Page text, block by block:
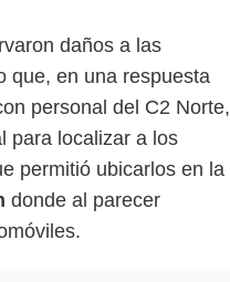
daños a las
que, en una respuesta
personal del C2 Norte,
para localizar a los
permitió ubicarlos en la
donde al parecer